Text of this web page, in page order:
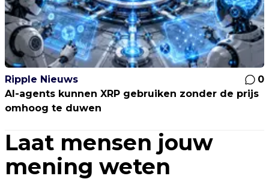
Ripple Nieuws
0
AI-agents kunnen XRP gebruiken zonder de prijs
omhoog te duwen
Laat mensen jouw
mening weten